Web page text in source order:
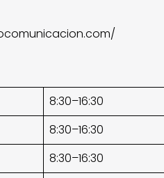
8:30–16:30
8:30–16:30
8:30–16:30